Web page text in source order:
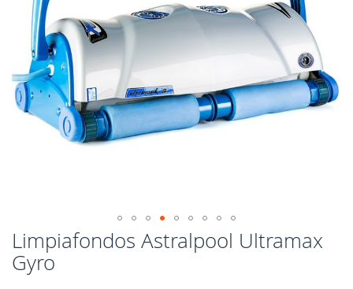
Limpiafondos Astralpool Ultramax
Gyro
Saltar
al
comienzo